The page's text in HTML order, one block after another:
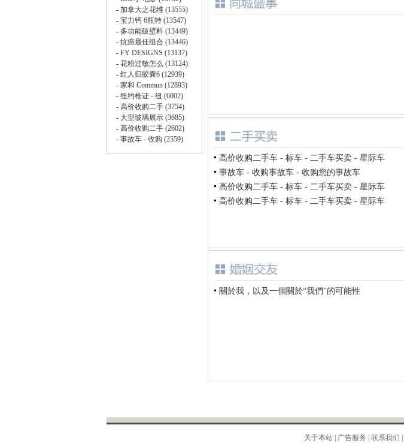
高价收购二手车 - 标车 - 二手车买卖 - 星际车
事故车 - 收购事故车 - 收购您的事故车
高价收购二手车 - 标车 - 二手车买卖 - 星际车
高价收购二手车 - 标车 - 二手车买卖 - 星际车
關於我，以及一個關於“我們”的可能性
关于本站 广告服务 联系我们